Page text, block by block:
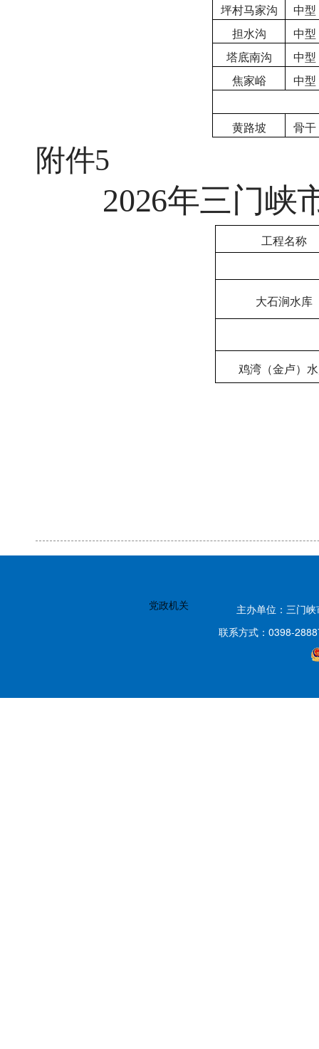
坪村马家沟
中型
担水沟
中型
塔底南沟
中型
焦家峪
中型
黄路坡 骨干
附件5
2026年三门峡
工程名称
大石涧水库
鸡湾（金卢）
党政机关
主办单位：三门
联系方式：0398-